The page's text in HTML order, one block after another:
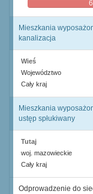
Mieszkania
kanalizacja
Wieś
Województwo
Cały kraj
Mieszkania
ustęp spłukiwany
Tutaj
woj. mazowieckie
Cały kraj
Odprowadzenie do